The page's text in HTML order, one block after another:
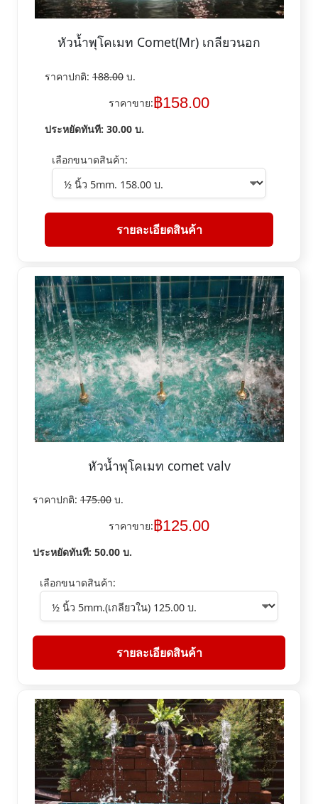
หัวน้ำพุโคเมท Comet(Mr) เกลียวนอก
ราคาปกติ: 188.00 บ.
ราคาขาย:฿158.00
ประหยัดทันที: 30.00 บ.
เลือกขนาดสินค้า:
รายละเอียดสินค้า
หัวน้ำพุโคเมท comet valv
ราคาปกติ: 175.00 บ.
ราคาขาย:฿125.00
ประหยัดทันที: 50.00 บ.
เลือกขนาดสินค้า:
รายละเอียดสินค้า